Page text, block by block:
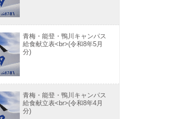
青梅・能登・鴨川キャンパス
給食献立表<br>(令和8年5月
分)
青梅・能登・鴨川キャンパス
給食献立表<br>(令和8年4月
分)